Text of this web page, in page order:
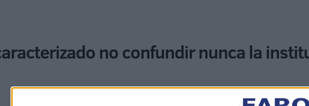
no confundir nunca la